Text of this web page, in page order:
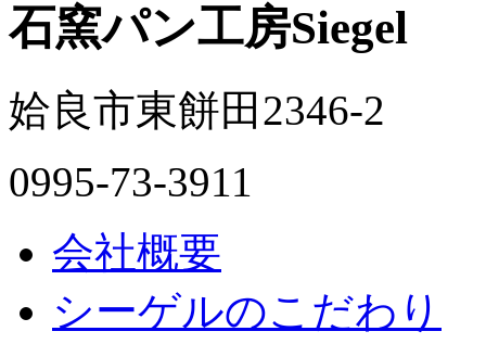
石窯パン工房Siegel
姶良市東餅田2346-2
0995-73-3911
会社概要
シーゲルのこだわり